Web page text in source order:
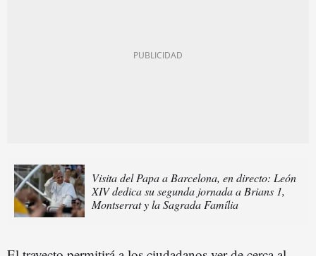
Visita del Papa a Barcelona, en directo: León
XIV dedica su segunda jornada a Brians 1,
Montserrat y la Sagrada Família